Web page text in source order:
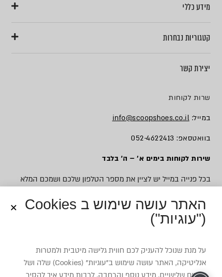
מידע כללי
קטגוריות נבחרות
יצירת קשר
שרות לקוחות
במייל: info@scoopshoes.co.il
בוואטסאפ: 052-4622413
שירות לקוחות בימים א׳ – ה׳ בלבד
בכל פנייה במייל יש לציין את מספר הטלפון שלכם ושמכם המלא
האתר עושה שימוש ב Cookies
("עוגיות")
על מנת שנוכל להעניק לכם חווית גלישה מיטבית ולמטרות
אנליטיקה, האתר עושה שימוש ב”עוגיות” (Cookies) שלה ושל
צדדים שלישיים. מידע נוסף והרחבה, לרבות מידע איך להסיר